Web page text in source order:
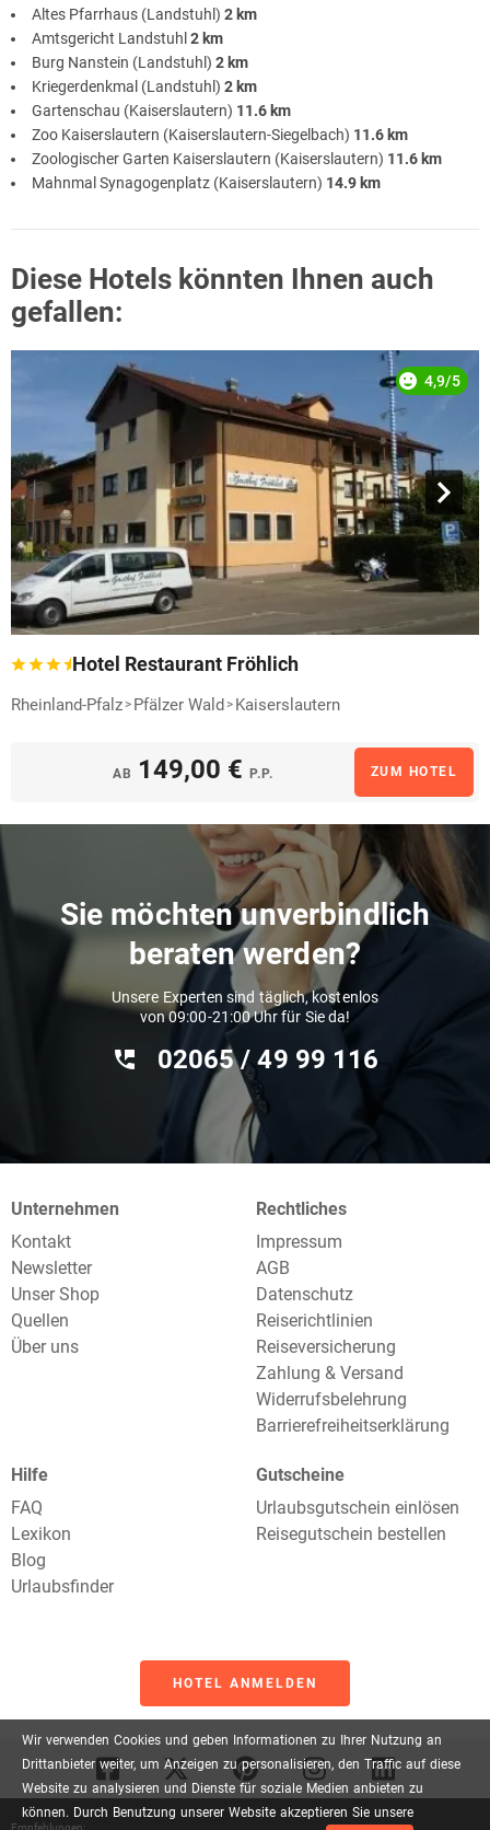
Wir verwenden Cookies und geben Informationen zu Ihrer Nutzung an
Drittanbieter weiter, um Anzeigen zu personalisieren, den Traffic auf diese
Website zu analysieren und Dienste für soziale Medien anbieten zu
können. Durch Benutzung unserer Website akzeptieren Sie unsere
Altes Pfarrhaus (Landstuhl) 2 km
Amtsgericht Landstuhl 2 km
Burg Nanstein (Landstuhl) 2 km
Kriegerdenkmal (Landstuhl) 2 km
Gartenschau (Kaiserslautern) 11.6 km
Zoo Kaiserslautern (Kaiserslautern-Siegelbach) 11.6 km
Zoologischer Garten Kaiserslautern (Kaiserslautern) 11.6 km
Mahnmal Synagogenplatz (Kaiserslautern) 14.9 km
Diese Hotels könnten Ihnen auch
gefallen:
4,9/5
Hotel Restaurant Fröhlich
Rheinland-Pfalz Pfälzer Wald Kaiserslautern
AB 149,00 € P.P. ZUM HOTEL
Sie möchten unverbindlich
beraten werden?
Unsere Experten sind täglich, kostenlos
von 09:00-21:00 Uhr für Sie da!
02065 / 49 ‌99 116
Unternehmen
Kontakt
Newsletter
Unser Shop
Quellen
Über uns
Rechtliches
Impressum
AGB
Datenschutz
Reiserichtlinien
Reiseversicherung
Zahlung & Versand
Widerrufsbelehrung
Barrierefreiheitserklärung
Hilfe
FAQ
Lexikon
Blog
Urlaubsfinder
Gutscheine
Urlaubsgutschein einlösen
Reisegutschein bestellen
HOTEL ANMELDEN
Empfehlungen: